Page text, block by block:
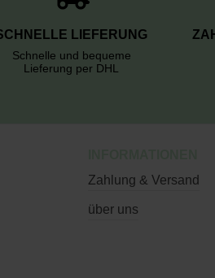
LIEFERUNG
Schnelle und bequeme
Lieferung per DHL
Zahlung & Versand
über uns